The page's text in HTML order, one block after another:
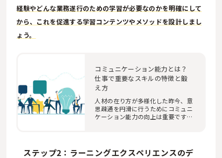
経験やどんな業務遂行のための学習が必要なのかを明確にして
から、これを促進する学習コンテンツやメソッドを設計しまし
ょう。
コミュニケーション能力とは？
仕事で重要なスキルの特徴と鍛
え方
人材の在り方が多様化した昨今、意
思疎通を円滑に行うためにコミュニ
ケーション能力の向上は重要です。
ステップ2：ラーニングエクスペリエンスのデ